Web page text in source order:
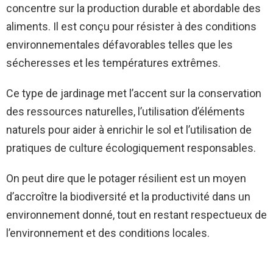
concentre sur la production durable et abordable des
aliments. Il est conçu pour résister à des conditions
environnementales défavorables telles que les
sécheresses et les températures extrêmes.
Ce type de jardinage met l’accent sur la conservation
des ressources naturelles, l’utilisation d’éléments
naturels pour aider à enrichir le sol et l’utilisation de
pratiques de culture écologiquement responsables.
On peut dire que le potager résilient est un moyen
d’accroître la biodiversité et la productivité dans un
environnement donné, tout en restant respectueux de
l’environnement et des conditions locales.